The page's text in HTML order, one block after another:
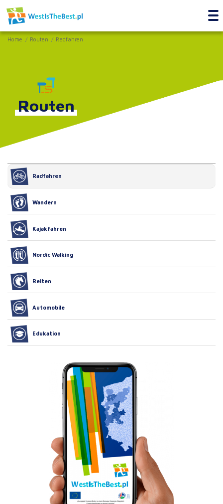
Home Routen Radfahren
Routen
Radfahren
Wandern
Kajakfahren
Nordic Walking
Reiten
Automobile
Edukation